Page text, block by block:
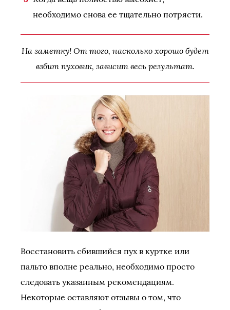
необходимо снова ее тщательно потрясти.
На заметку! От того, насколько хорошо будет
взбит пуховик, зависит весь результат.
Восстановить сбившийся пух в куртке или
пальто вполне реально, необходимо просто
следовать указанным рекомендациям.
Некоторые оставляют отзывы о том, что